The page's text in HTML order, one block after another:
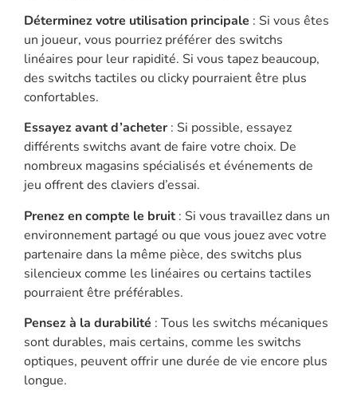
Déterminez votre utilisation principale : Si vous êtes
un joueur, vous pourriez préférer des switchs
linéaires pour leur rapidité. Si vous tapez beaucoup,
des switchs tactiles ou clicky pourraient être plus
confortables.
Essayez avant d’acheter : Si possible, essayez
différents switchs avant de faire votre choix. De
nombreux magasins spécialisés et événements de
jeu offrent des claviers d’essai.
Prenez en compte le bruit: Si vous travaillez dans un
environnement partagé ou que vous jouez avec votre
partenaire dans la même pièce, des switchs plus
silencieux comme les linéaires ou certains tactiles
pourraient être préférables.
Pensez à la durabilité : Tous les switchs mécaniques
sont durables, mais certains, comme les switchs
optiques, peuvent offrir une durée de vie encore plus
longue.